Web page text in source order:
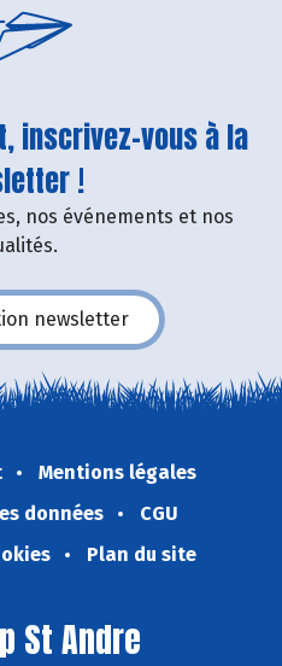
inscrivez-vous à la
!
nos événements et nos
newsletter
Mentions légales
données
CGU
Plan du site
St Andre